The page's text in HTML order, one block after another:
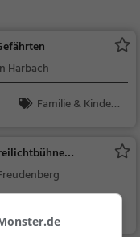
Harbach
Familie & Kinder,